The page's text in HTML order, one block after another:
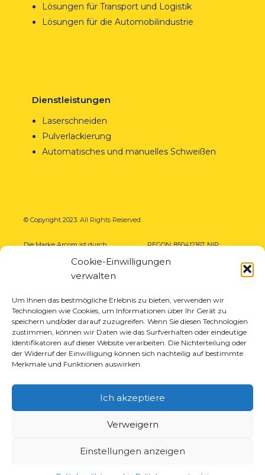
Cookie-Einwilligungen
verwalten
Um Ihnen das bestmögliche Erlebnis zu bieten, verwenden wir
Technologien wie Cookies, um Informationen über Ihr Gerät zu
speichern und/oder darauf zuzugreifen. Wenn Sie diesen Technologien
zustimmen, können wir Daten wie das Surfverhalten oder eindeutige
Identifikatoren auf dieser Website verarbeiten. Die Nichterteilung oder
der Widerruf der Einwilligung können sich nachteilig auf bestimmte
Merkmale und Funktionen auswirken
Ich akzeptiere
Verweigern
Einstellungen anzeigen
Lösungen für Transport und Logistik
Lösungen für die Automobilindustrie
Dienstleistungen
Laserschneiden
Pulverlackierung
Automatisches und manuelles Schweißen
© Copyright 2023. All Rights Reserved.
Die Marke Arcom ist durch
Republik Polen ausgestellte
Zertifikat Nr. 290764
REGON: 850412167, NIP:
0000973495 Ausgabe vom